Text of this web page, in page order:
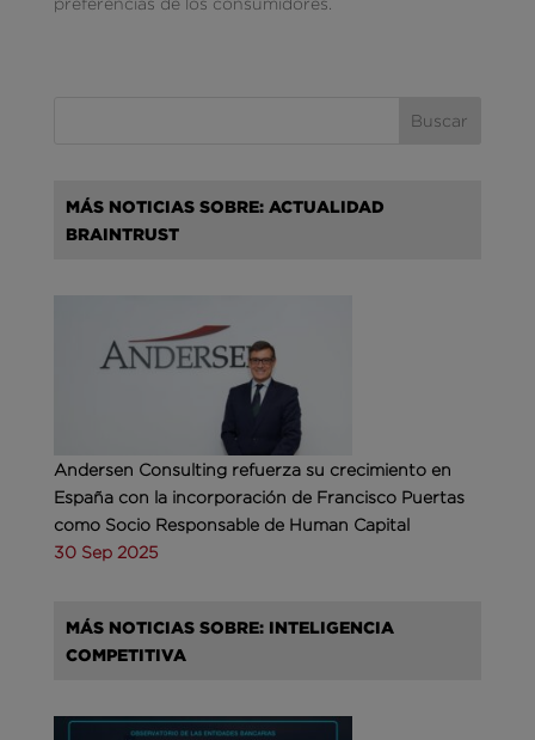
MÁS NOTICIAS SOBRE: ACTUALIDAD
BRAINTRUST
Andersen Consulting refuerza su crecimiento en
España con la incorporación de Francisco Puertas
como Socio Responsable de Human Capital
30 Sep 2025
MÁS NOTICIAS SOBRE: INTELIGENCIA
COMPETITIVA